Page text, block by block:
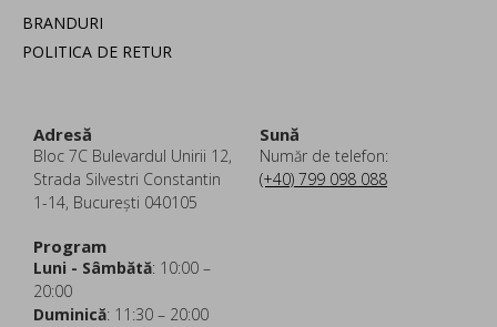
BRANDURI
POLITICA DE RETUR
Adresă
Bloc 7C Bulevardul Unirii 12,
Strada Silvestri Constantin
1-14, București 040105
Sună
Număr de telefon:
(+40) 799 098 088
Program
Luni - Sâmbătă: 10:00 –
20:00
Duminică: 11:30 – 20:00